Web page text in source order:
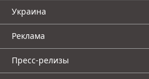
Украина
Реклама
Пресс-релизы